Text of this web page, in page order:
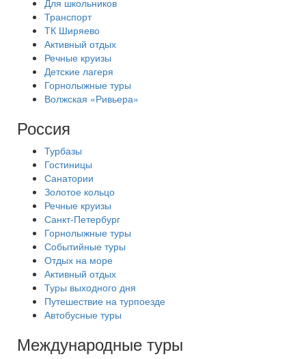
Для школьников
Транспорт
ТК Ширяево
Активный отдых
Речные круизы
Детские лагеря
Горнолыжные туры
Волжская «Ривьера»
Россия
Турбазы
Гостиницы
Санатории
Золотое кольцо
Речные круизы
Санкт-Петербург
Горнолыжные туры
Событийные туры
Отдых на море
Активный отдых
Туры выходного дня
Путешествие на турпоезде
Автобусные туры
Международные туры